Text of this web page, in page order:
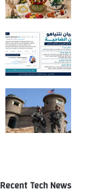
Recent Tech News